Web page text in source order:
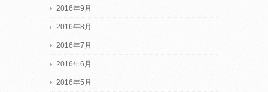
2016年9月
2016年8月
2016年7月
2016年6月
2016年5月